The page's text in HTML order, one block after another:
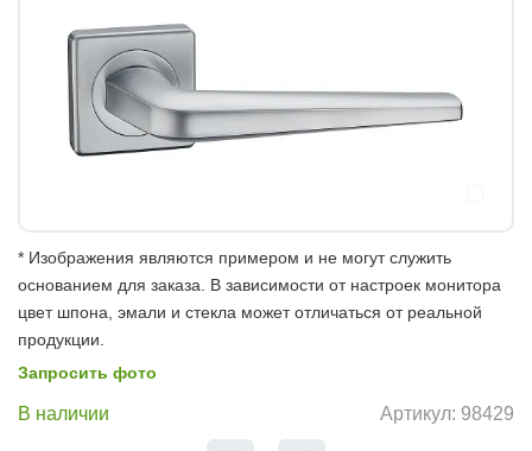
* Изображения являются примером и не могут служить
основанием для заказа. В зависимости от настроек монитора
цвет шпона, эмали и стекла может отличаться от реальной
продукции.
Запросить фото
В наличии Артикул: 98429